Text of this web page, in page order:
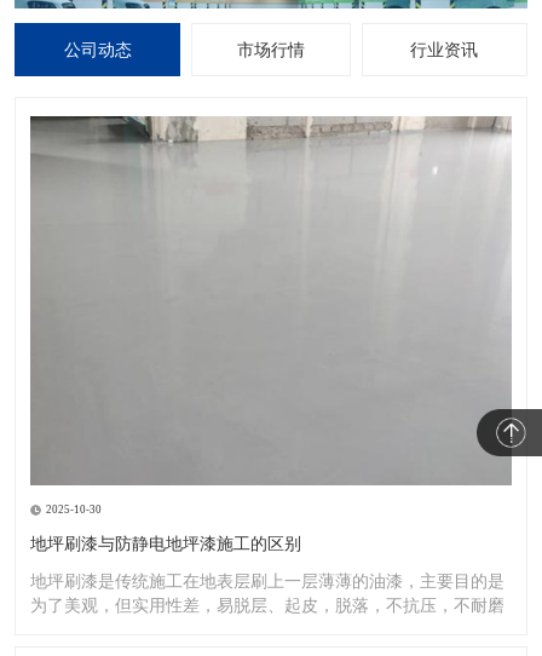
公司动态 市场行情 行业资讯
2025-10-30
地坪刷漆与防静电地坪漆施工的区别
地坪刷漆是传统施工在地表层刷上一层薄薄的油漆，主要目的是
为了美观，但实用性差，易脱层、起皮，脱落，不抗压，不耐磨